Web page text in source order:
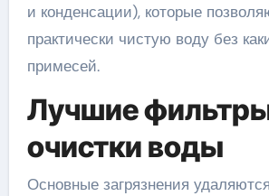
и конденсации), которые
практически чистую воду без
примесей.
Лучшие
очистки воды
Основные загрязнения